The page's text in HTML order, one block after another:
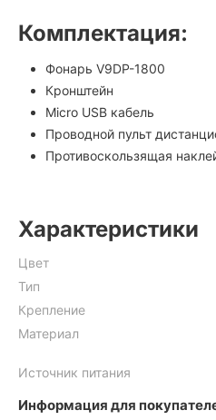
Комплектация:
Фонарь V9DP-1800
Кронштейн
Micro USB кабель
Проводной пульт
Противоскользящая
Характеристики
Цвет
Тип
Крепление
Материал
Источник питания
Информация для